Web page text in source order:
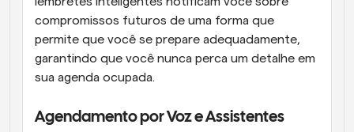
compromissos futuros de uma forma que
permite que você se prepare adequadamente,
garantindo que você nunca perca um detalhe em
sua agenda ocupada.
Agendamento por Voz e Assistentes